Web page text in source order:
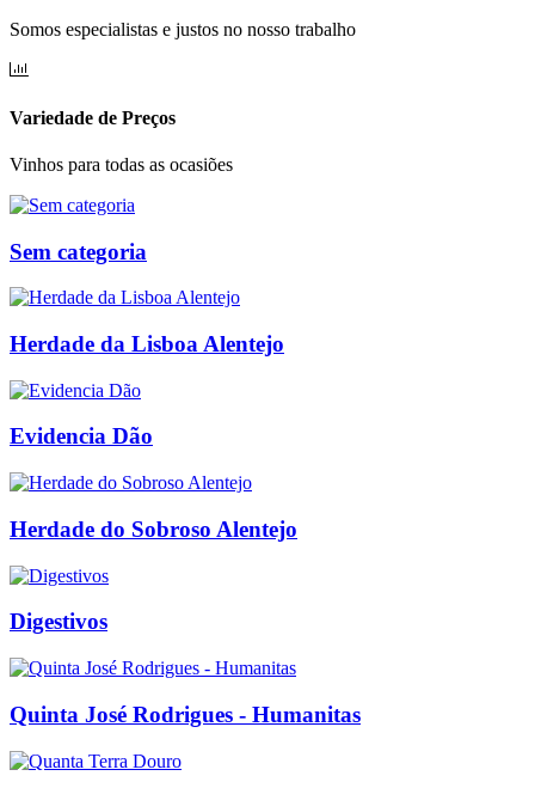
Somos especialistas e justos no nosso trabalho
Variedade de Preços
Vinhos para todas as ocasiões
Sem categoria
Herdade da Lisboa Alentejo
Evidencia Dão
Herdade do Sobroso Alentejo
Digestivos
Quinta José Rodrigues - Humanitas